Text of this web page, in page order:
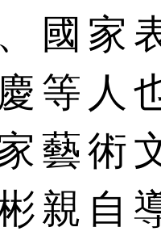
國家
等人
藝術
親自